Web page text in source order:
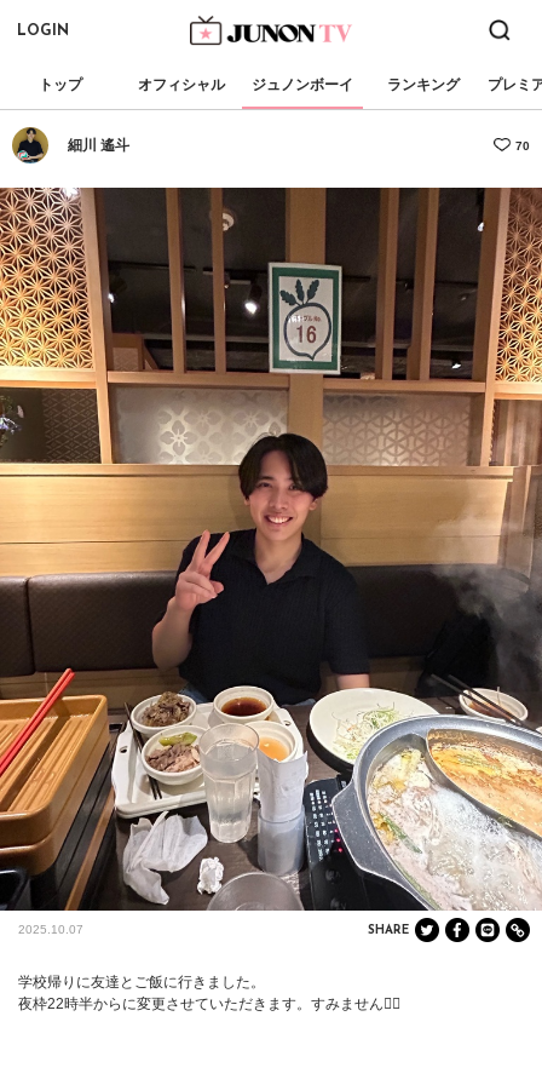
LOGIN
トップ オフィシャル ジュノンボーイ ランキング プレミ
細川 遙斗 70
2025.10.07 SHARE
学校帰りに友達とご飯に行きました。
夜枠22時半からに変更させていただきます。すみません🙇‍♂️